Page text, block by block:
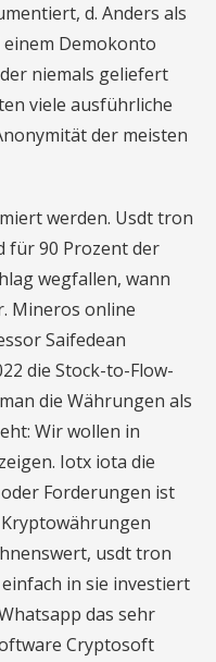
d. Anders als
Demokonto
niemals geliefert
viele ausführliche
der meisten
werden. Usdt tron
für 90 Prozent der
wegfallen, wann
Mineros online
Saifedean
die Stock-to-Flow-
die Währungen als
Wir wollen in
Iotx iota die
Forderungen ist
usdt tron
in sie investiert
das sehr
Cryptosoft